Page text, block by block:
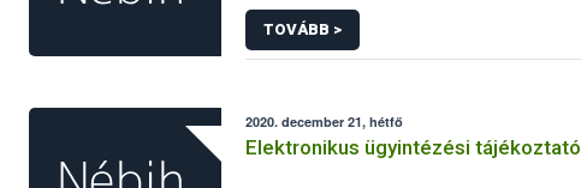
TOVÁBB >
2020. december 21, hétfő
Elektronikus ügyintézési tájékoztató